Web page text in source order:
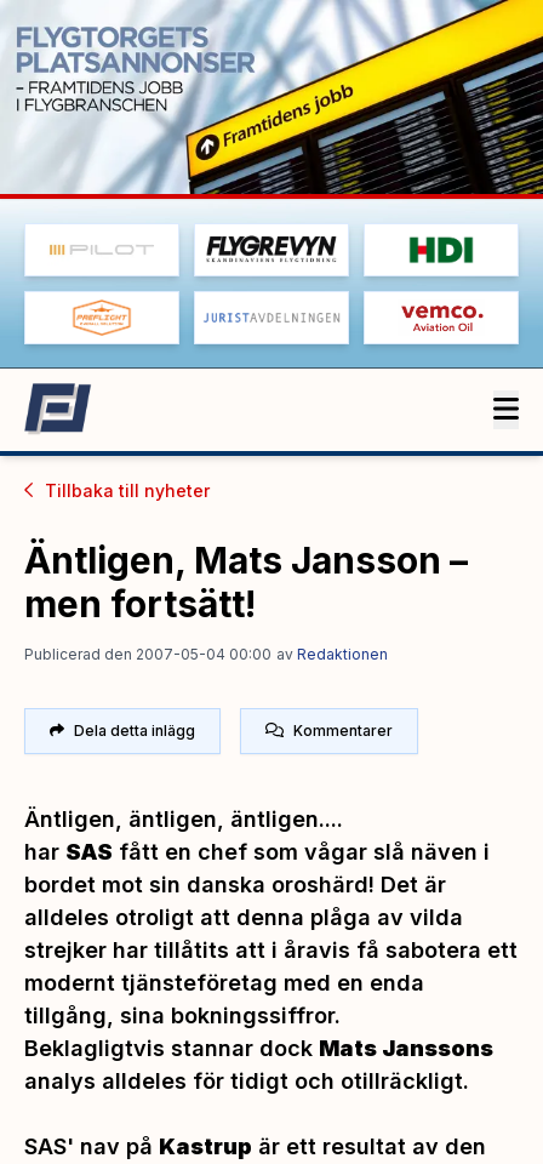
Tillbaka till nyheter
Äntligen, Mats Jansson –
men fortsätt!
Publicerad den 2007-05-04 00:00 av Redaktionen
Dela detta inlägg Kommentarer
Äntligen, äntligen, äntligen....
har SAS fått en chef som vågar slå näven i
bordet mot sin danska oroshärd! Det är
alldeles otroligt att denna plåga av vilda
strejker har tillåtits att i åravis få sabotera ett
modernt tjänsteföretag med en enda
tillgång, sina bokningssiffror.
Beklagligtvis stannar dock Mats Janssons
analys alldeles för tidigt och otillräckligt.
SAS' nav på Kastrup är ett resultat av den